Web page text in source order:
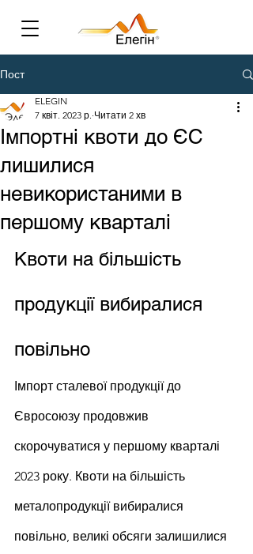
Пост
Імпортні квоти до ЄС
лишилися
невикористаними в
першому кварталі
ELEGIN
7 квіт. 2023 р. Читати 2 хв
Квоти на більшість
продукції вибиралися
повільно
Імпорт сталевої продукції до
Євросоюзу продовжив
скорочуватися у першому кварталі
2023 року. Квоти на більшість
металопродукції вибиралися
повільно, великі обсяги залишилися